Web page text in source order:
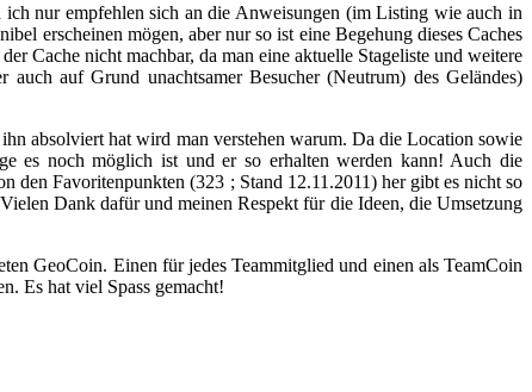
nur empfehlen sich an die Anweisungen (im Listing wie auch in
erscheinen mögen, aber nur so ist eine Begehung dieses Caches
Cache nicht machbar, da man eine aktuelle Stageliste und weitere
auf Grund unachtsamer Besucher (Neutrum) des Geländes)
absolviert hat wird man verstehen warum. Da die Location sowie
es noch möglich ist und er so erhalten werden kann! Auch die
den Favoritenpunkten (323 ; Stand 12.11.2011) her gibt es nicht so
Dank dafür und meinen Respekt für die Ideen, die Umsetzung
GeoCoin. Einen für jedes Teammitglied und einen als TeamCoin
Es hat viel Spass gemacht!